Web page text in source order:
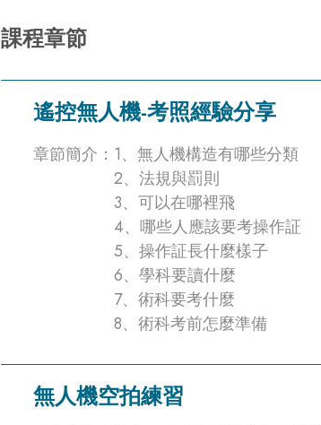
課程章節
遙控無人機-考照經驗分享
章節簡介： 1、無人機構造有哪些分類
2、法規與罰則
3、可以在哪裡飛
4、哪些人應該要考操作証
5、操作証長什麼樣子
6、學科要讀什麼
7、術科要考什麼
8、術科考前怎麼準備
無人機空拍練習